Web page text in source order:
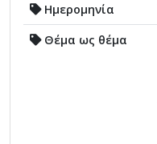
Ημερομηνία
Θέμα ως θέμα